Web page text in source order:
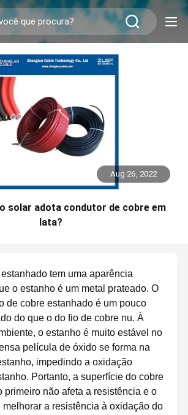
Aug 26, 2022
solar adota condutor de cobre em
lata?
tem uma aparência
o estanho é um metal prateado. O
de cobre estanhado é um pouco
do que o do fio de cobre nu. À
o estanho é muito estável no
película de óxido se forma na
impedindo a oxidação
Portanto, a superfície do cobre
primeiro não afeta a resistência e o
a resistência à oxidação do